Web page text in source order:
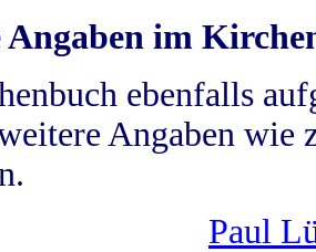
Angaben im
ebenfalls
Angaben wie
Paul